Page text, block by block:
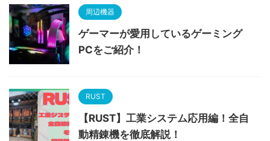
周辺機器
ゲーマーが愛用しているゲーミング
PCをご紹介！
RUST
【RUST】工業システム応用編！全自
動精錬機を徹底解説！